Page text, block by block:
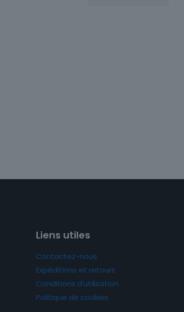
Liens utiles
Contactez-nous
Expéditions et retours
Conditions d’utilisation
Politique de cookies